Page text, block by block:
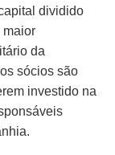
dividido
da
sócios são
investido na